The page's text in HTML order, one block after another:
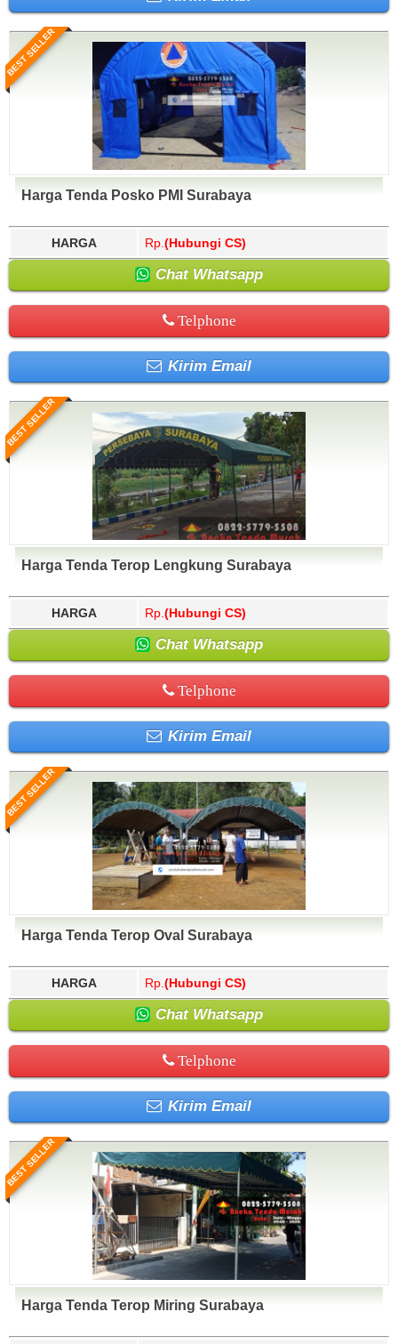
BEST SELLER
Harga Tenda Posko PMI Surabaya
HARGA Rp. (Hubungi CS)
Chat Whatsapp
Telphone
Kirim Email
BEST SELLER
Harga Tenda Terop Lengkung Surabaya
HARGA Rp. (Hubungi CS)
Chat Whatsapp
Telphone
Kirim Email
BEST SELLER
Harga Tenda Terop Oval Surabaya
HARGA Rp. (Hubungi CS)
Chat Whatsapp
Telphone
Kirim Email
BEST SELLER
Harga Tenda Terop Miring Surabaya